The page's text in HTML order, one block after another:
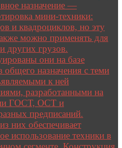
назначение —
мини-техники:
и квадроциклов, но эту
можно применять для
других грузов.
они на базе
общего назначения с теми
к ней
разработанными на
ГОСТ, ОСТ и
предписаний.
них обеспечивает
использование техники в